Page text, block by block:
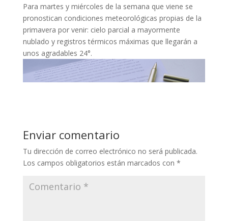
Para martes y miércoles de la semana que viene se
pronostican condiciones meteorológicas propias de la
primavera por venir: cielo parcial a mayormente
nublado y registros térmicos máximas que llegarán a
unos agradables 24°.
Enviar comentario
Tu dirección de correo electrónico no será publicada.
Los campos obligatorios están marcados con *